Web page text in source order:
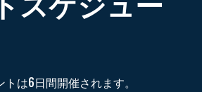
は6日間開催されます。